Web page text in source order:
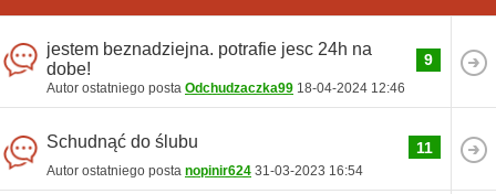
jestem beznadziejna. potrafie jesc 24h na
dobe!
Autor ostatniego posta Odchudzaczka99 18-04-2024 12:46
9
Schudnąć do ślubu
Autor ostatniego posta nopinir624 31-03-2023 16:54
11